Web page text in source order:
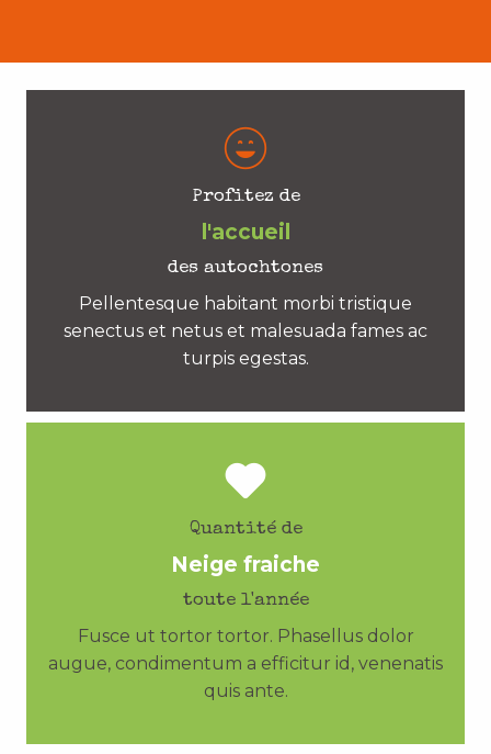
Profitez de
l'accueil
des autochtones
Pellentesque habitant morbi tristique
senectus et netus et malesuada fames ac
turpis egestas.
Quantité de
Neige fraiche
toute l'année
Fusce ut tortor tortor. Phasellus dolor
augue, condimentum a efficitur id, venenatis
quis ante.